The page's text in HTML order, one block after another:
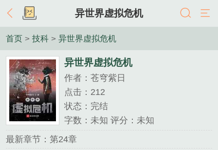
异世界虚拟危机
首页 > 技科 > 异世界虚拟危机
异世界虚拟危机
作者：苍穹紫日
点击：212
状态：完结
字数：未知 评分：未知
最新章节：第24章